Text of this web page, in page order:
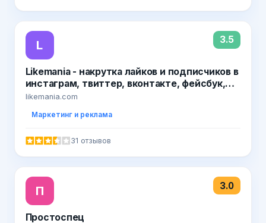
L 3.5
Likemania - накрутка лайков и подписчиков в
инстаграм, твиттер, вконтакте, фейсбук,
гугл+
likemania.com
Маркетинг и реклама
31 отзывов
П 3.0
Простоспец